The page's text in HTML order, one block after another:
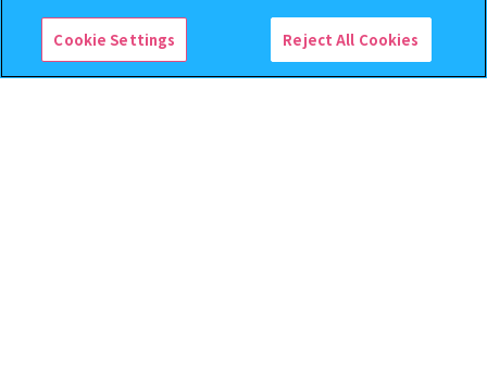
【フラットガシャポン】ハリー・ポッター ネイ
ルシールコレクション
ガシャポンのデパートTSUTAYA伊勢丘店
広島県福山市伊勢丘3-1-1 2F
Cookie Settings Reject All Cookies